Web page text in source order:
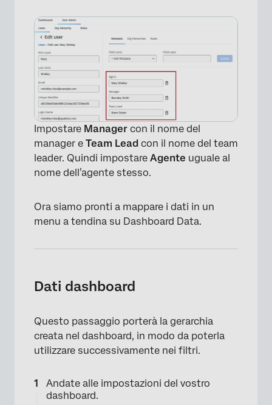
×
×
Impostare Manager con il nome del
manager e Team Lead con il nome del team
leader. Quindi impostare Agente uguale al
nome dell’agente stesso.
Ora siamo pronti a mappare i dati in un
menu a tendina su Dashboard Data.
Dati dashboard
Questo passaggio porterà la gerarchia
creata nel dashboard, in modo da poterla
utilizzare successivamente nei filtri.
Andate alle impostazioni del vostro
dashboard.